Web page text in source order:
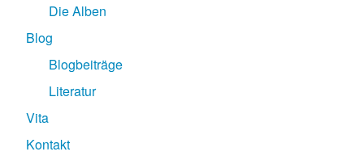
Die Alben
Blog
Blogbeiträge
Literatur
Vita
Kontakt